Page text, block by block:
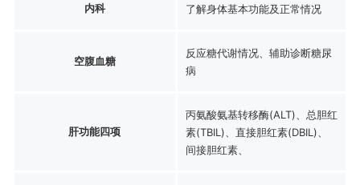
内科 了解身体基本功能及正常情况
空腹血糖
反应糖代谢情况、辅助诊断糖尿
病
肝功能四项
丙氨酸氨基转移酶(ALT)、总胆红
素(TBIL)、直接胆红素(DBIL)、
间接胆红素、